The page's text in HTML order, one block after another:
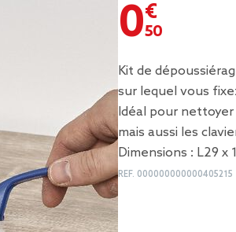
0,50 €
Kit de
sur lequel vous
Idéal pour
mais aussi les
Dimensions : L29 x
REF. 000000000000405215